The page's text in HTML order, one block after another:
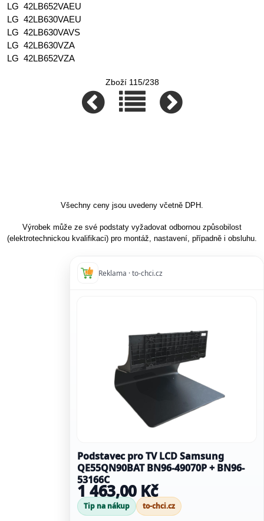
LG 42LB652VAEU
LG 42LB630VAEU
LG 42LB630VAVS
LG 42LB630VZA
LG 42LB652VZA
Zboží 115/238
Všechny ceny jsou uvedeny včetně DPH.
Výrobek může ze své podstaty vyžadovat odbornou způsobilost
(elektrotechnickou kvalifikaci) pro montáž, nastavení, případně i obsluhu.
Reklama · to-chci.cz
Podstavec pro TV LCD Samsung
QE55QN90BAT BN96-49070P + BN96-
53166C
1 463,00 Kč
Tip na nákup to-chci.cz